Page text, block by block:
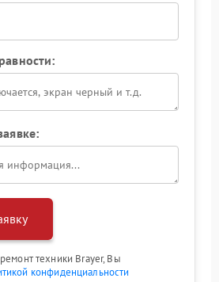
техники Brayer, Вы
конфиденциальности